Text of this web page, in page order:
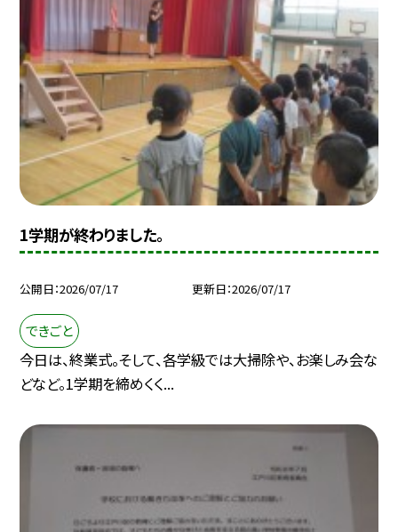
1学期が終わりました。
公開日 2026/07/17 更新日 2026/07/17
できごと
今日は、終業式。そして、各学級では大掃除や、お楽しみ会な
どなど。1学期を締めくく...